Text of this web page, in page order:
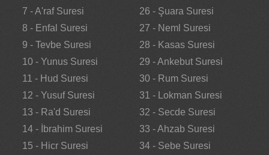
7 - A'raf Suresi
8 - Enfal Suresi
9 - Tevbe Suresi
10 - Yunus Suresi
11 - Hud Suresi
12 - Yusuf Suresi
13 - Ra'd Suresi
14 - İbrahim Suresi
15 - Hicr Suresi
26 - Şuara Suresi
27 - Neml Suresi
28 - Kasas Suresi
29 - Ankebut Suresi
30 - Rum Suresi
31 - Lokman Suresi
32 - Secde Suresi
33 - Ahzab Suresi
34 - Sebe Suresi